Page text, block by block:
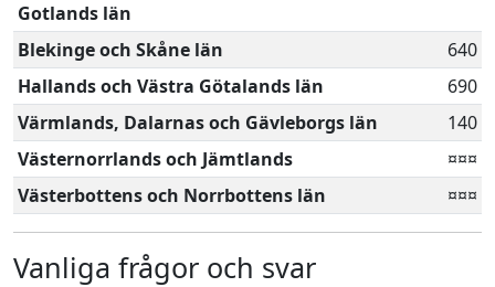
Gotlands län
Blekinge och Skåne län
640
Hallands och Västra Götalands län
690
Värmlands, Dalarnas och Gävleborgs län
140
Västernorrlands och Jämtlands
¤¤¤
Västerbottens och Norrbottens län
¤¤¤
Vanliga frågor och svar